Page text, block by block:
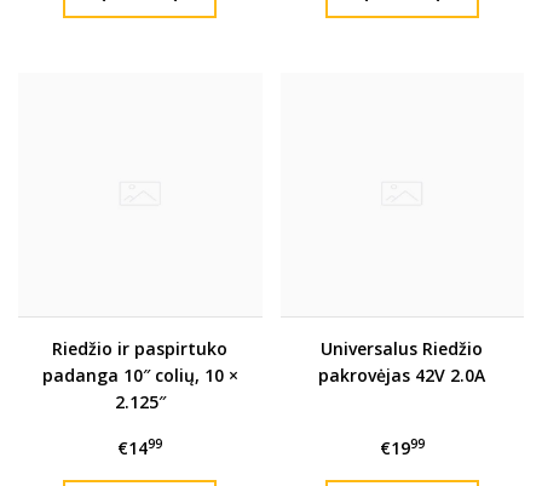
Riedžio ir paspirtuko
padanga 10″ colių, 10 ×
2.125″
€1499
Universalus Riedžio
pakrovėjas 42V 2.0A
€1999